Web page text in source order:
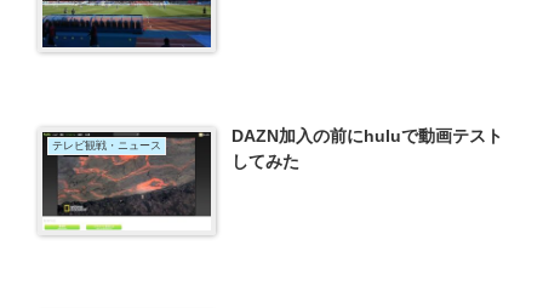
テレビ観戦・ニュース
DAZN加入の前にhuluで動画テスト
してみた